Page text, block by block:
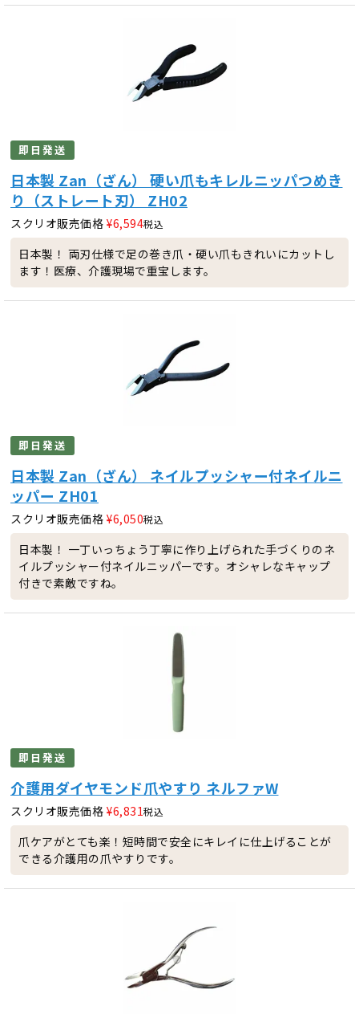
即日発送
日本製 Zan（ざん） 硬い爪もキレルニッパつめき
り（ストレート刃） ZH02
スクリオ販売価格 ¥6,594税込
日本製！ 両刃仕様で足の巻き爪・硬い爪もきれいにカットし
ます！医療、介護現場で重宝します。
即日発送
日本製 Zan（ざん） ネイルプッシャー付ネイルニ
ッパー ZH01
スクリオ販売価格 ¥6,050税込
日本製！ 一丁いっちょう丁寧に作り上げられた手づくりのネ
イルプッシャー付ネイルニッパーです。オシャレなキャップ
付きで素敵ですね。
即日発送
介護用ダイヤモンド爪やすり ネルファW
スクリオ販売価格 ¥6,831税込
爪ケアがとても楽！短時間で安全にキレイに仕上げることが
できる介護用の爪やすりです。